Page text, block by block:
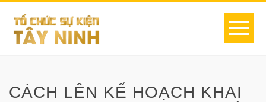
CÁCH LÊN KẾ HOẠCH KHAI